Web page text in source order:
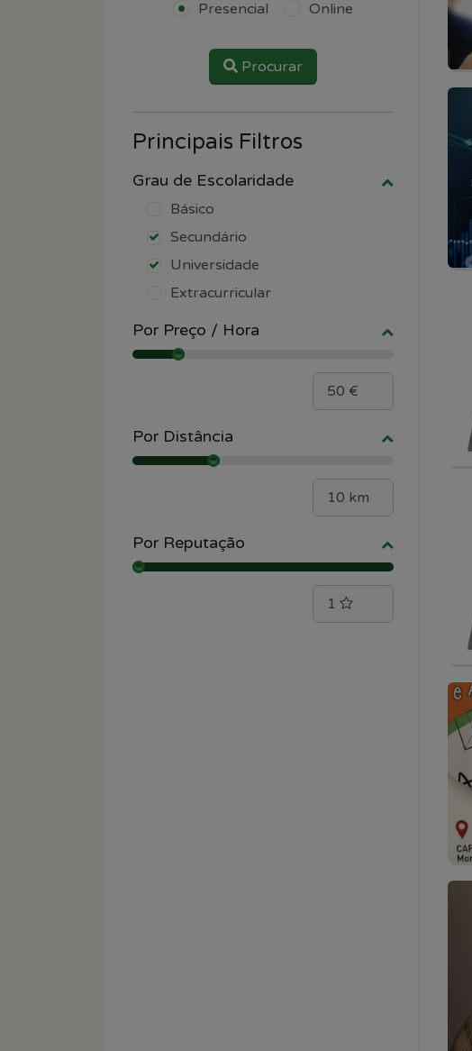
Presencial Online
Procurar
Principais Filtros
Grau de Escolaridade
Básico
Secundário
Universidade
Extracurricular
Por Preço / Hora
Por Distância
Por Reputação